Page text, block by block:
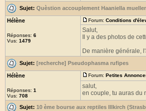
Sujet: Quèstion accouplement Haaniella
Hélène
Réponses: 6
Vus: 1479
Forum: Conditions
Salut,
Il y a des photos de
De manière générale,
Sujet: [recherche] Pseudophasma rufipes
Hélène
Réponses: 1
Vus: 708
Forum: Petites
salut,
en couple, tu auras du
Sujet: 10 ème bourse aux reptiles Illkirch